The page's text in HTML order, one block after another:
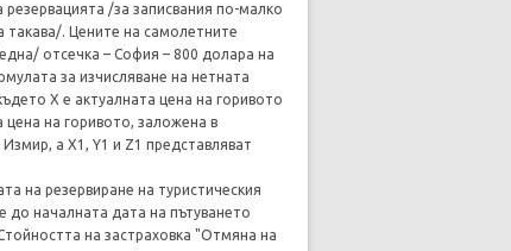
/за записвания по-малко
такава/. Цените на самолетните
отсечка – София – 800 долара на
за изчисляване на нетната
X е актуалната цена на горивото
на горивото, заложена в
а X1, Y1 и Z1 представляват
на резервиране на туристическия
до началната дата на пътуването
на застраховка "Отмяна на